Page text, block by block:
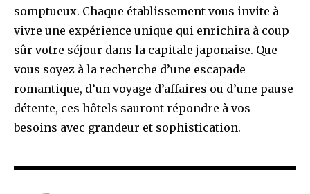
somptueux. Chaque établissement vous invite à
vivre une expérience unique qui enrichira à coup
sûr votre séjour dans la capitale japonaise. Que
vous soyez à la recherche d’une escapade
romantique, d’un voyage d’affaires ou d’une pause
détente, ces hôtels sauront répondre à vos
besoins avec grandeur et sophistication.